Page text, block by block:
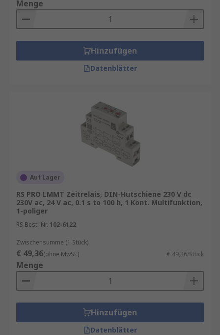
Menge
Hinzufügen
Datenblätter
Auf Lager
RS PRO LMMT Zeitrelais, DIN-Hutschiene 230 V dc
230V ac, 24 V ac, 0.1 s to 100 h, 1 Kont. Multifunktion,
1-poliger
RS Best.-Nr. 102-6122
Zwischensumme (1 Stück)
€ 49,36(ohne MwSt.) € 49,36/Stück
Menge
Hinzufügen
Datenblätter